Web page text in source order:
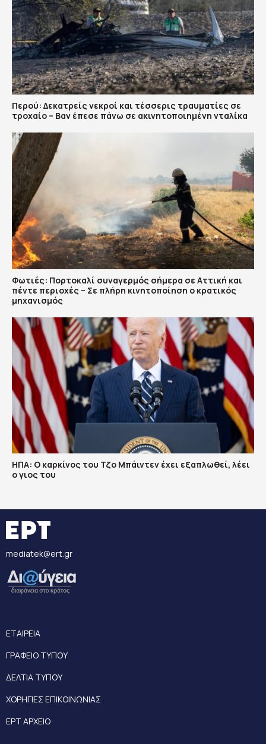
Περού: Δεκατρείς νεκροί και τέσσερις τραυματίες σε
τροχαίο – Βαν έπεσε πάνω σε ακινητοποιημένη νταλίκα
Φωτιές: Πορτοκαλί συναγερμός σήμερα σε Αττική και
πέντε περιοχές – Σε πλήρη κινητοποίηση ο κρατικός
μηχανισμός
ΗΠΑ: Ο καρκίνος του Τζο Μπάιντεν έχει εξαπλωθεί, λέει
ο γιος του
mediatek@ert.gr
ΕΤΑΙΡΕΙΑ
ΓΡΑΦΕΙΟ ΤΥΠΟΥ
ΔΕΛΤΙΑ ΤΥΠΟΥ
ΧΟΡΗΓΙΕΣ ΕΠΙΚΟΙΝΩΝΙΑΣ
ΕΡΤ ΑΡΧΕΙΟ